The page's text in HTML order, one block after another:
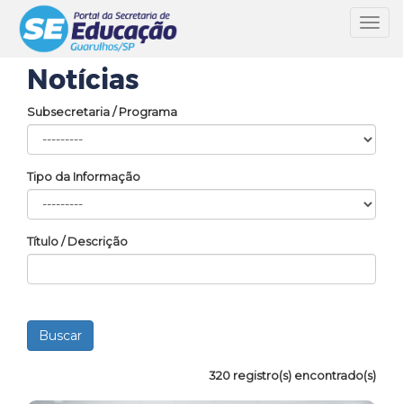
Notícias
Subsecretaria / Programa
Tipo da Informação
Título / Descrição
320 registro(s) encontrado(s)